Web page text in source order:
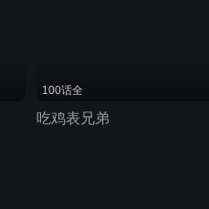
100话全
吃鸡表兄弟